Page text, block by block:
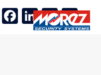
Facebook
LinkedIn
Twitter
X